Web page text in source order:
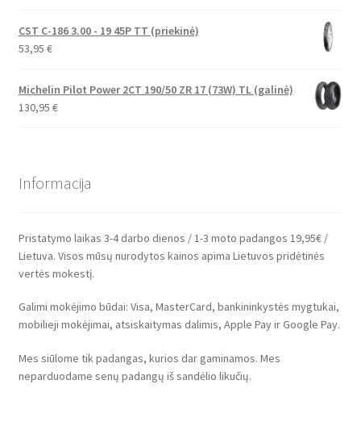
CST C-186 3.00 - 19 45P TT (priekinė)
53,95 €
Michelin Pilot Power 2CT 190/50 ZR 17 (73W) TL (galinė)
130,95 €
Informacija
Pristatymo laikas 3-4 darbo dienos / 1-3 moto padangos 19,95€ /
Lietuva. Visos mūsų nurodytos kainos apima Lietuvos pridėtinės
vertės mokestį.
Galimi mokėjimo būdai: Visa, MasterCard, bankininkystės mygtukai,
mobilieji mokėjimai, atsiskaitymas dalimis, Apple Pay ir Google Pay.
Mes siūlome tik padangas, kurios dar gaminamos. Mes
neparduodame senų padangų iš sandėlio likučių.